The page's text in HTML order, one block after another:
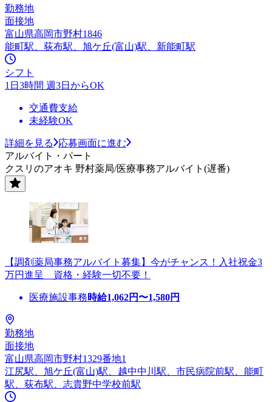
勤務地
面接地
富山県高岡市野村1846
能町駅、荻布駅、旭ケ丘(富山)駅、新能町駅
シフト
1日3時間 週3日からOK
交通費支給
未経験OK
詳細を見る
応募画面に進む
アルバイト・パート
クスリのアオキ 野村薬局/医療事務アルバイト(遅番)
【調剤薬局事務アルバイト募集】今がチャンス！入社祝金3
万円進呈 資格・経験一切不要！
医療施設事務時給1,062円〜1,580円
勤務地
面接地
富山県高岡市野村1329番地1
江尻駅、旭ケ丘(富山)駅、越中中川駅、市民病院前駅、能町
駅、荻布駅、志貴野中学校前駅